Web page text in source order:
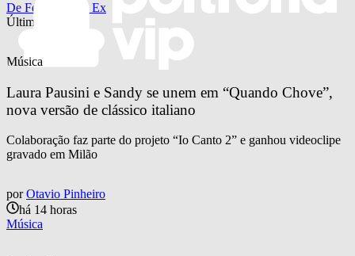
De Férias com o Ex
Últimas notícias
Música
Laura Pausini e Sandy se unem em “Quando Chove”,
nova versão de clássico italiano
Colaboração faz parte do projeto “Io Canto 2” e ganhou videoclipe
gravado em Milão
por Otavio Pinheiro
há 14 horas
Música